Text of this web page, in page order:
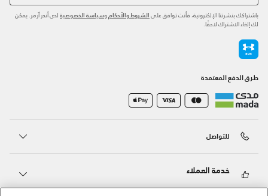
باشتراكك بنشرتنا الإلكترونية، فأنت توافق على الشروط والأحكام وسياسة الخصوصية لدى أندر آرمر. يمكن
لك إلغاء الاشتراك لاحقًا.
طرق الدفع المعتمدة
للتواصل
خدمة العملاء